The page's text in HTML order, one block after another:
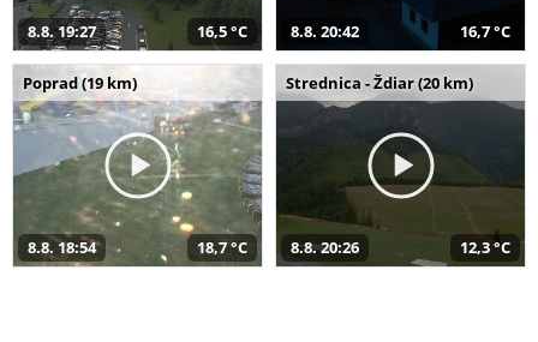
8.8. 19:27 16,5 °C 8.8. 20:42 16,7 °C
Poprad (19 km)
8.8. 18:54 18,7 °C
Strednica - Ždiar (20 km)
8.8. 20:26 12,3 °C